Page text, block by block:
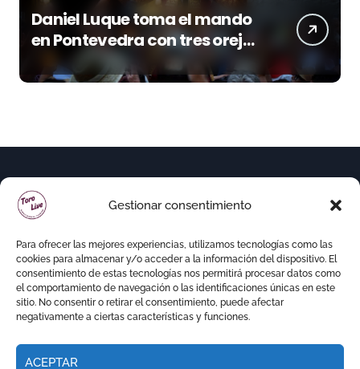
Gestionar consentimiento
Para ofrecer las mejores experiencias, utilizamos tecnologías como las
cookies para almacenar y/o acceder a la información del dispositivo. El
consentimiento de estas tecnologías nos permitirá procesar datos como
el comportamiento de navegación o las identificaciones únicas en este
sitio. No consentir o retirar el consentimiento, puede afectar
negativamente a ciertas características y funciones.
ACEPTAR
Daniel Luque toma el mando
en Pontevedra con tres orejas
y una Puerta Grande de peso